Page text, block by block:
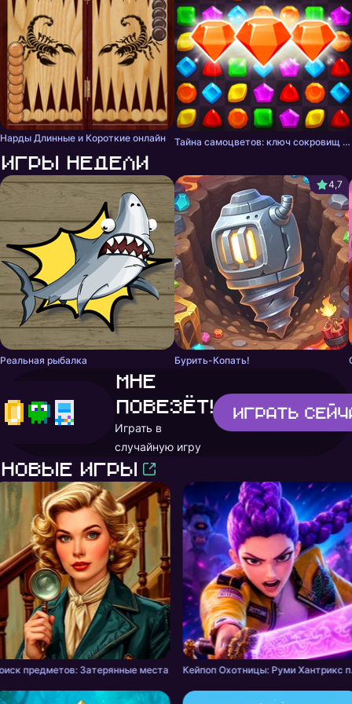
Нарды Длинные и Короткие онлайн Тайна самоцветов: ключ сокровищ - три в ряд
Игры недели
Реальная рыбалка
4,7
Бурить-Копать!
Мне
повезёт!
Играть в
случайную игру
Играть
Новые игры
предметов: Затерянные места Кейпоп